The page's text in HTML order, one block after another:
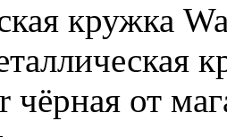
кружка